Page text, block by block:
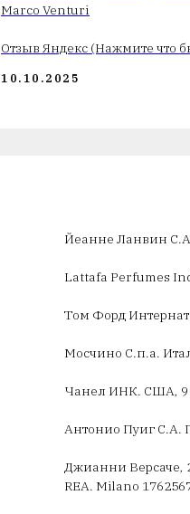
Marco Venturi
Отзыв Яндекс (Нажмите что
10.10.2025
Йеанне Ланвин
Lattafa Perfumes
Том Форд
Мосчино С.п.а.
Чанел ИНК. США, 9
Антонио Пуиг С.А.
Джианни Версаче,
REA. Milano